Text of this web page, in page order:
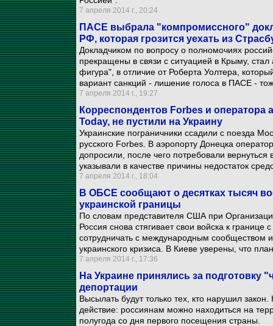
7 апреля 2014 г., 20:24
ПАСЕ выбрала "компромиссного"
РФ, которая грозится уехать из
Докладчиком по вопросу о полномочиях
прекращены в связи с ситуацией в Крыму,
фигура", в отличие от Роберта Уолтера,
вариант санкций - лишение голоса в ПАСЕ -
7 апреля 2014 г., 19:27
Корреспондентов Forbes и оператора
Today, не пустили на Украину
Украинские пограничники ссадили с поезда
русского Forbes. В аэропорту Донецка
допросили, после чего потребовали
указывали в качестве причины недостаток
7 апреля 2014 г., 18:04
В ОБСЕ сообщают о десятках тысяч
украинской границы
По словам представителя США при
Россия снова стягивает свои войска к
сотрудничать с международным сообществом
украинского кризиса. В Киеве уверены, что
7 апреля 2014 г., 17:36
На Украине принялись за подготовку
депортации
Высылать будут только тех, кто нарушил
действие: россиянам можно находиться на
полугода со дня первого посещения страны.